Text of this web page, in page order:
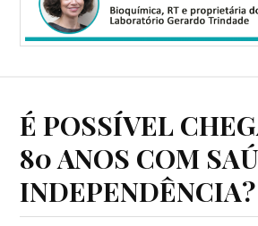
É POSSÍVEL
80 ANOS COM
INDEPENDÊNCIA?